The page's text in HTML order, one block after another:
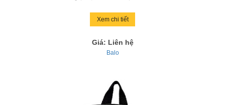
Xem chi tiết
Giá: Liên hệ
Balo